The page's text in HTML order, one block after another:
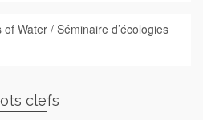
Water / Séminaire d’écologies
clefs